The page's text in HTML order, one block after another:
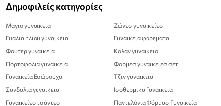
Δημοφιλείς κατηγορίες
Μαγιο γυναικεια
Γυαλια ηλιου γυναικεια
Φουτερ γυναικεια
Πορτοφολια γυναικεια
Γυναικεία Εσώρουχα
Σανδαλια γυναικεια
Γυναικείεσ τσάντεσ
Ζώνεσ γυναικείεσ
Γυναικεια φορεματα
Κολαν γυναικειο
Φορμεσ γυναικειεσ σετ
Τζιν γυναικεια
Ισοθερμικα Γυναικεια
Παντελόνια Φόρμασ Γυναικεία